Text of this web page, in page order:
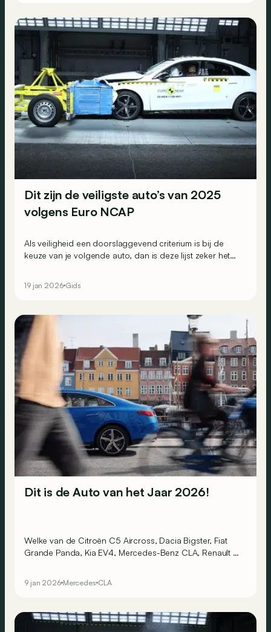
Dit zijn de veiligste auto’s van 2025
volgens Euro NCAP
Als veiligheid een doorslaggevend criterium is bij de
keuze van je volgende auto, dan is deze lijst zeker het
best scoorden op vlak van veiligheid, per categorie. Wie
19 jan 2026 Gids
Dit is de Auto van het Jaar 2026!
Welke van de Citroën C5 Aircross, Dacia Bigster, Fiat
Grande Panda, Kia EV4, Mercedes-Benz CLA, Renault 4
9 jan 2026 Mercedes CLA